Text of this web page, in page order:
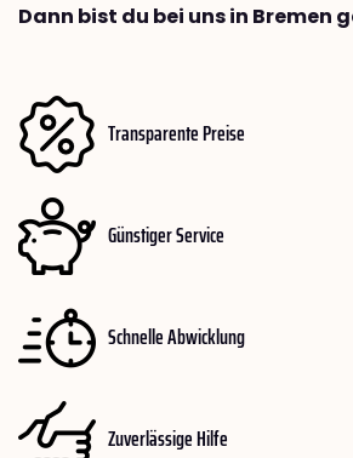
Dann bist du bei uns in Bremen
Transparente Preise
Günstiger Service
Schnelle Abwicklung
Zuverlässige Hilfe